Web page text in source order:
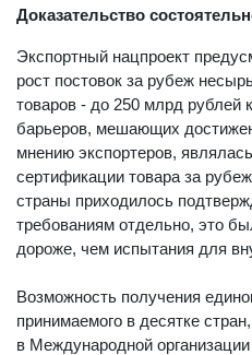
Доказательство
Экспортный нацпроект
рост постовок за рубеж
товаров - до 250 млрд рублей
барьеров, мешающих
мнению экспортеров,
сертификации товара за
страны приходилось
требованиям отдельно, это
дороже, чем испытания для
Возможность получения
принимаемого в десятке
в Международной